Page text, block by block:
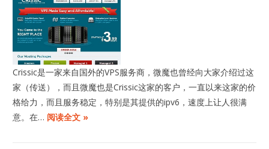
Crissic是一家来自国外的VPS服务商，微魔也曾经向大家介绍过这
家（传送），而且微魔也是Crissic这家的客户，一直以来这家的价
格给力，而且服务稳定，特别是其提供的ipv6，速度上让人很满
意。在… 阅读全文 »